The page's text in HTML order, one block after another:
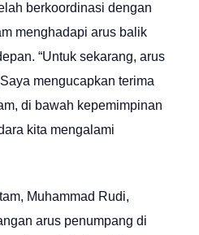
berkoordinasi dengan
menghadapi arus balik
“Untuk sekarang, arus
mengucapkan terima
di bawah kepemimpinan
kita mengalami
Muhammad Rudi,
arus penumpang di